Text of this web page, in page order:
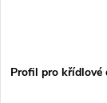
Profil pro křídlové